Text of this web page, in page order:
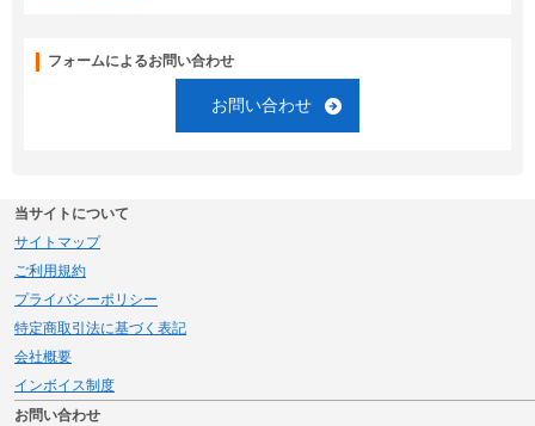
フォームによるお問い合わせ
お問い合わせ
当サイトについて
サイトマップ
ご利用規約
プライバシーポリシー
特定商取引法に基づく表記
会社概要
インボイス制度
お問い合わせ